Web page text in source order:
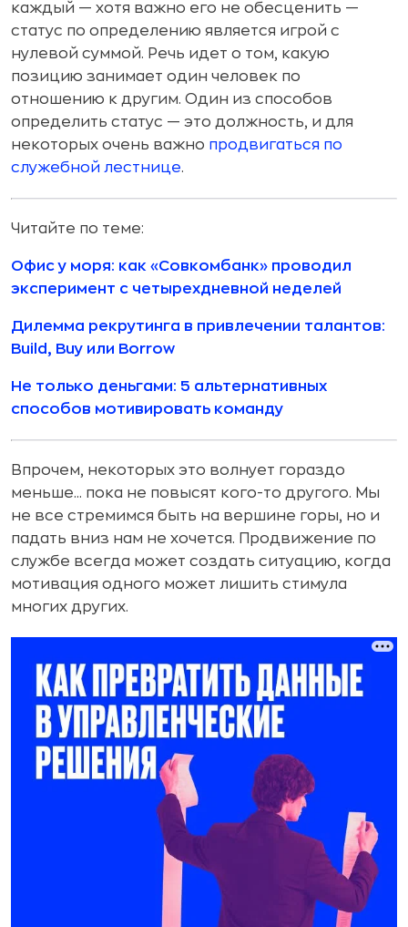
каждый — хотя важно его не обесценить —
статус по определению является игрой с
нулевой суммой. Речь идет о том, какую
позицию занимает один человек по
отношению к другим. Один из способов
определить статус — это должность, и для
некоторых очень важно продвигаться по
служебной лестнице.
Читайте по теме:
Офис у моря: как «Совкомбанк» проводил
эксперимент с четырехдневной неделей
Дилемма рекрутинга в привлечении талантов:
Build, Buy или Borrow
Не только деньгами: 5 альтернативных
способов мотивировать команду
Впрочем, некоторых это волнует гораздо
меньше... пока не повысят кого-то другого. Мы
не все стремимся быть на вершине горы, но и
падать вниз нам не хочется. Продвижение по
службе всегда может создать ситуацию, когда
мотивация одного может лишить стимула
многих других.